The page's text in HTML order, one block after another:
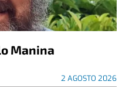
Manina
2 AGOSTO 2026